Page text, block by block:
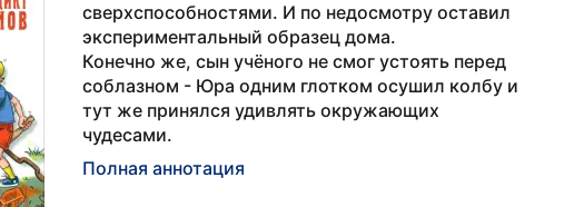
сверхспособностями. И по недосмотру оставил
экспериментальный образец дома.
Конечно же, сын учёного не смог устоять перед
соблазном - Юра одним глотком осушил колбу и
тут же принялся удивлять окружающих
чудесами.
Полная аннотация